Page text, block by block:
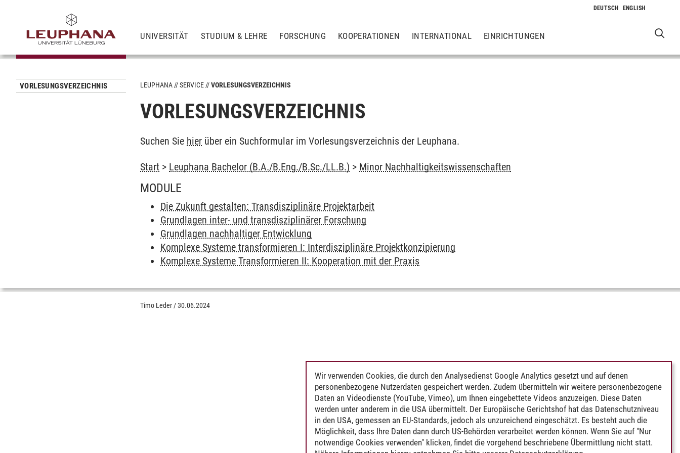
UNIVERSITÄT STUDIUM & LEHRE FORSCHUNG KOOPERATIONEN INTERNATIONAL EINRICHTUNGEN
VORLESUNGSVERZEICHNIS LEUPHANA SERVICE VORLESUNGSVERZEICHNIS
VORLESUNGSVERZEICHNIS
Suchen Sie hier über ein Suchformular im Vorlesungsverzeichnis der Leuphana.
Start > Leuphana Bachelor (B.A./B.Eng./B.Sc./LL.B.) > Minor Nachhaltigkeitswissenschaften
MODULE
Die Zukunft gestalten: Transdisziplinäre Projektarbeit
Grundlagen inter- und transdisziplinärer Forschung
Grundlagen nachhaltiger Entwicklung
Komplexe Systeme transformieren I: Interdisziplinäre Projektkonzipierung
Komplexe Systeme Transformieren II: Kooperation mit der Praxis
Timo Leder /30.06.2024
Wir verwenden Cookies, die durch den Analysedienst Google Analytics gesetzt und auf denen
personenbezogene Nutzerdaten gespeichert werden. Zudem übermitteln wir weitere personenbezogene
Daten an Videodienste (YouTube, Vimeo), um Ihnen eingebettete Videos anzuzeigen. Diese Daten
werden unter anderem in die USA übermittelt. Der Europäische Gerichtshof hat das Datenschutzniveau
in den USA, gemessen an EU-Standards, jedoch als unzureichend eingeschätzt. Es besteht auch die
Möglichkeit, dass Ihre Daten dann durch US-Behörden verarbeitet werden können. Wenn Sie auf "Nur
notwendige Cookies verwenden" klicken, findet die vorgehend beschriebene Übermittlung nicht statt.